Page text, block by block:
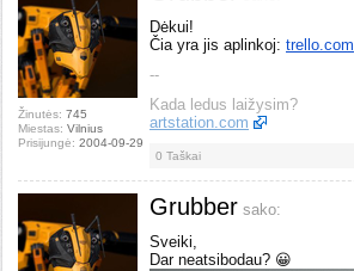
Žinutės: 745
Miestas: Vilnius
Prisijungė: 2004-09-29
Dėkui!
Čia yra jis aplinkoj: trello.com
--
Kada ledus laižysim?
artstation.com
0 Taškai
Grubber sako:
Sveiki,
Dar neatsibodau? 😀